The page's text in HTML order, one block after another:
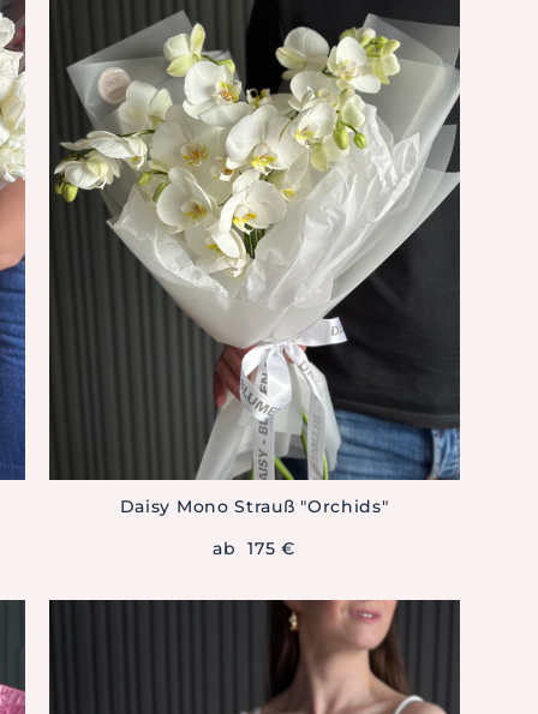
Daisy Mono Strauß "Orchids"
ab 175 €